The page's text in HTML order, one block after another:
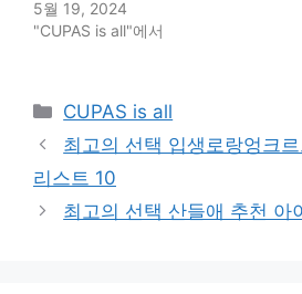
5월 19, 2024
"CUPAS is all"에서
Categories
CUPAS is all
최고의 선택 입생로랑엉크
리스트 10
최고의 선택 산들애 추천 아